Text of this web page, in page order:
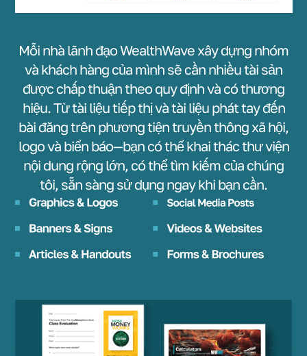
Mỗi nhà lãnh đạo WealthWave xây dựng nhóm
và khách hàng của mình sẽ cần nhiều tài sản
được chấp thuận theo quy định và có thương
hiệu. Từ tài liệu tiếp thị và tài liệu phát tay đến
bài đăng trên phương tiện truyền thông xã hội,
logo và biển báo—bạn có thể khai thác thư viện
nội dung rộng lớn, có thể tìm kiếm của chúng
tôi, sẵn sàng sử dụng ngay khi bạn cần.